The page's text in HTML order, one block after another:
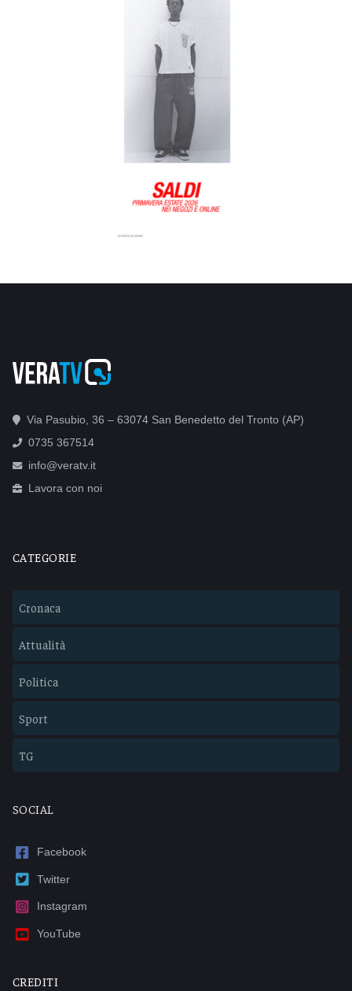
Via Pasubio, 36 – 63074 San Benedetto del Tronto (AP)
0735 367514
info@veratv.it
Lavora con noi
CATEGORIE
Cronaca
Attualità
Politica
Sport
TG
SOCIAL
Facebook
Twitter
Instagram
YouTube
CREDITI